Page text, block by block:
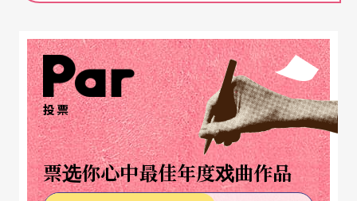
莎剧《马克白》、「莎士比亚的妹妹们的剧团」与
日本「第七剧场」共制计划《交换手札——杜斯妥也
夫斯基》等。从这次访谈中发现，虽然台湾剧场的
国际交流机会愈来愈多，然而，多数人还是首次参
与国际合创制作，也因异文化的碰撞，开始关注到
自己身为「台湾演员」的角色定位。
投票
票选你心中最佳年度戏曲作品